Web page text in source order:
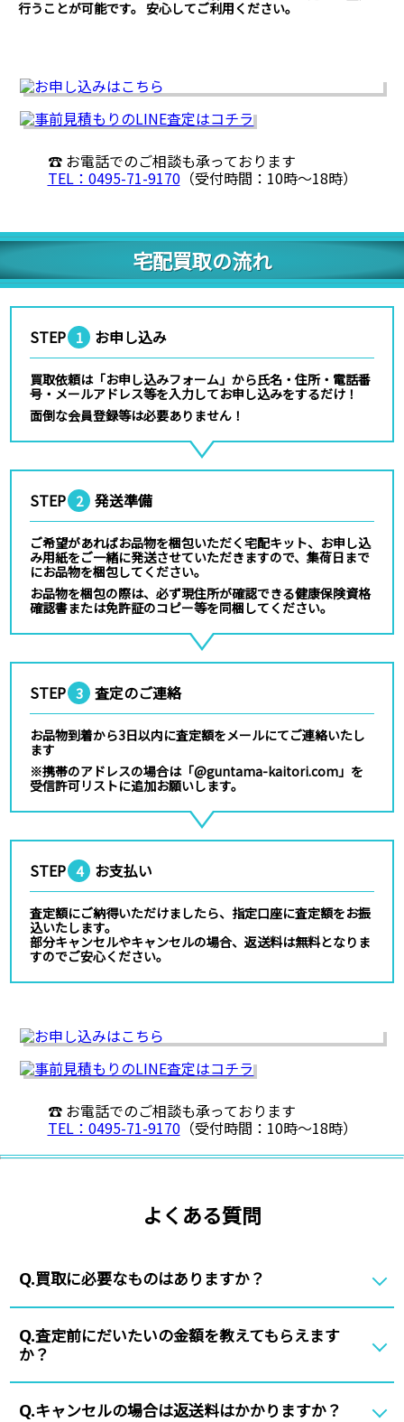
行うことが可能です。 安心してご利用ください。
☎ お電話でのご相談も承っております
TEL：0495-71-9170（受付時間：10時〜18時）
宅配買取の流れ
STEP 1 お申し込み
買取依頼は「お申し込みフォーム」から氏名・住所・電話番
号・メールアドレス等を入力してお申し込みをするだけ！
面倒な会員登録等は必要ありません！
STEP 2 発送準備
ご希望があればお品物を梱包いただく宅配キット、お申し込
み用紙をご一緒に発送させていただきますので、集荷日まで
にお品物を梱包してください。
お品物を梱包の際は、必ず現住所が確認できる健康保険資格
確認書または免許証のコピー等を同梱してください。
STEP 3 査定のご連絡
お品物到着から3日以内に査定額をメールにてご連絡いたし
ます
※携帯のアドレスの場合は「@guntama-kaitori.com」を
受信許可リストに追加お願いします。
STEP 4 お支払い
査定額にご納得いただけましたら、指定口座に査定額をお振
込いたします。
部分キャンセルやキャンセルの場合、返送料は無料となりま
すのでご安心ください。
☎ お電話でのご相談も承っております
TEL：0495-71-9170（受付時間：10時〜18時）
よくある質問
Q.買取に必要なものはありますか？
Q.査定前にだいたいの金額を教えてもらえます
か？
Q.キャンセルの場合は返送料はかかりますか？